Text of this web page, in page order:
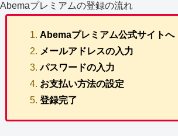
Abemaプレミアムの登録の流れ
Abemaプレミアム公式サイトへ
メールアドレスの入力
パスワードの入力
お支払い方法の設定
登録完了